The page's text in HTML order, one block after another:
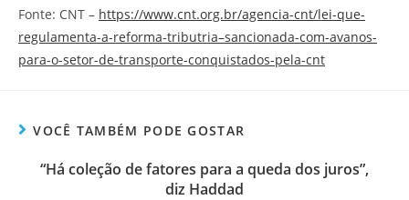
Fonte: CNT – https://www.cnt.org.br/agencia-cnt/lei-que-
regulamenta-a-reforma-tributria–sancionada-com-avanos-
para-o-setor-de-transporte-conquistados-pela-cnt
VOCÊ TAMBÉM PODE GOSTAR
“Há coleção de fatores para a queda dos juros”,
diz Haddad